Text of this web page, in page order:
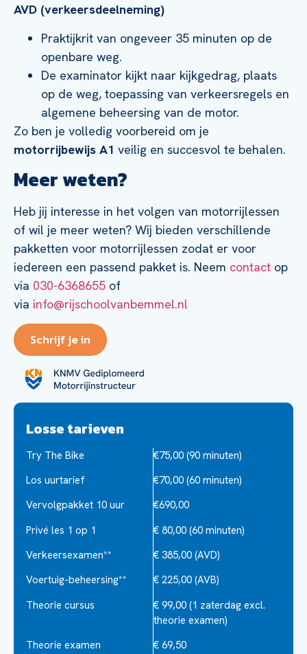
AVD (verkeersdeelneming)
Praktijkrit van ongeveer 35 minuten op de
openbare weg.
De examinator kijkt naar kijkgedrag, plaats
op de weg, toepassing van verkeersregels en
algemene beheersing van de motor.
Zo ben je volledig voorbereid om je
motorrijbewijs A1 veilig en succesvol te behalen.
Meer weten?
Heb jij interesse in het volgen van motorrijlessen
of wil je meer weten? Wij bieden verschillende
pakketten voor motorrijlessen zodat er voor
iedereen een passend pakket is. Neem contact op
via 030-6368655 of
via info@rijschoolvanbemmel.nl
Schrijf je in
Losse tarieven
Try The Bike
€75,00 (90 minuten)
Los uurtarief
€70,00 (60 minuten)
Vervolgpakket 10 uur
€690,00
Privé les 1 op 1
€ 80,00 (60 minuten)
Verkeersexamen**
€ 385,00 (AVD)
Voertuig-beheersing**
€ 225,00 (AVB)
Theorie cursus
€ 99,00 (1 zaterdag excl.
theorie examen)
Theorie examen
€ 69,50